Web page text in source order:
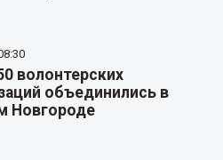
волонтерских
объединились в
Новгороде